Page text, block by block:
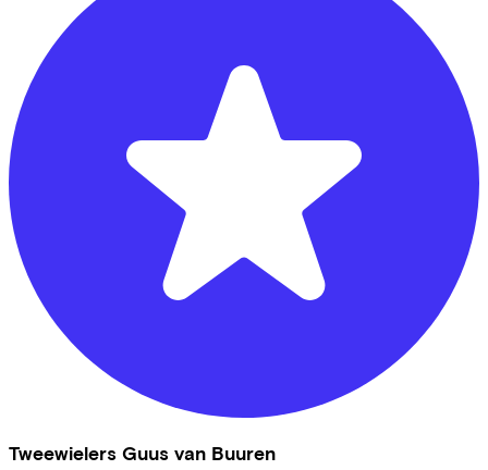
Tweewielers Guus van Buuren